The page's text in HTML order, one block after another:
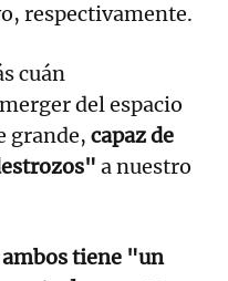
respectivamente.
cuán
del espacio
grande, capaz de
a nuestro
ambos tiene "un